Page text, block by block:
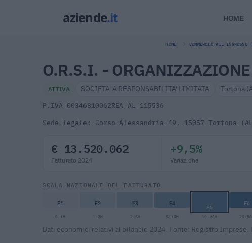
HOME
HOME COMMERCIO
O.R.S.I. -
ATTIVA SOCIETA' A RESPONSABILITA' LIMITATA Tortona
P.IVA 00346810062REA AL-115536
Sede legale: Corso Alessandria 49, 15057 Tortona
€ 13.520.062
Fatturato 2024
+9,5%
Variazione
SCALA NAZIONALE DEL FATTURATO
F1 F2 F3 F4 F5 F6
0-1M 1-2M 2-5M 5-10M 10-25M 25-
Dati economici relativi al bilancio 2024. Fonte: Registro Imprese.